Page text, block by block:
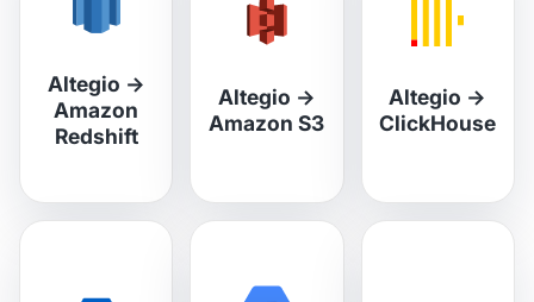
Altegio →
Amazon
Redshift
Altegio →
Amazon S3
Altegio →
ClickHouse